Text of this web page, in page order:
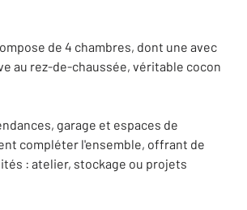
de 4 chambres, dont une avec
au rez-de-chaussée, véritable cocon
garage et espaces de
compléter l'ensemble, offrant de
: atelier, stockage ou projets